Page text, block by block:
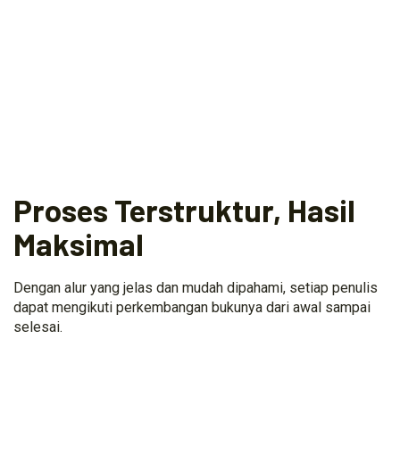
Proses Terstruktur, Hasil
Maksimal
Dengan alur yang jelas dan mudah dipahami, setiap penulis
dapat mengikuti perkembangan bukunya dari awal sampai
selesai.